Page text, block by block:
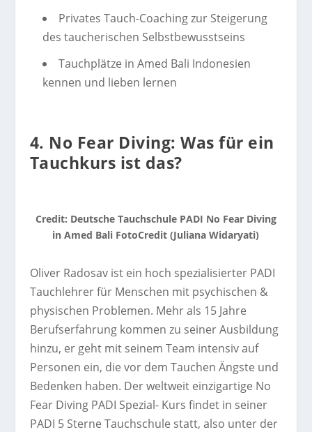
Privates Tauch-Coaching zur Steigerung
des taucherischen Selbstbewusstseins
Tauchplätze in Amed Bali Indonesien
kennen und lieben lernen
4. No Fear Diving: Was für ein
Tauchkurs ist das?
Credit: Deutsche Tauchschule PADI No Fear Diving
in Amed Bali FotoCredit (Juliana Widaryati)
Oliver Radosav ist ein hoch spezialisierter PADI
Tauchlehrer für Menschen mit psychischen &
physischen Problemen. Mehr als 15 Jahre
Berufserfahrung kommen zu seiner Ausbildung
hinzu, er geht mit seinem Team intensiv auf
Personen ein, die vor dem Tauchen Ängste und
Bedenken haben. Der weltweit einzigartige No
Fear Diving PADI Spezial- Kurs findet in seiner
PADI 5 Sterne Tauchschule statt, also unter der